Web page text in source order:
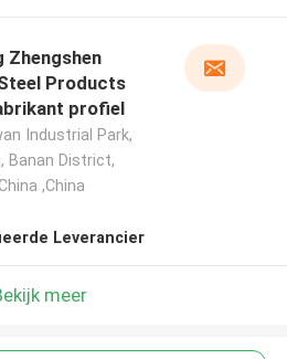
Zhengshen
Products
profiel
Industrial Park,
Banan District,
,China
Leverancier
meer